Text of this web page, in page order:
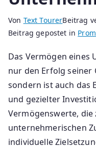
Von Text TourerBeitrag
Beitrag gepostet in
Das Vermögen eines
nur den Erfolg seiner
sondern ist auch das
und gezielter
Vermögenswerte,
unternehmerischen
individuelle